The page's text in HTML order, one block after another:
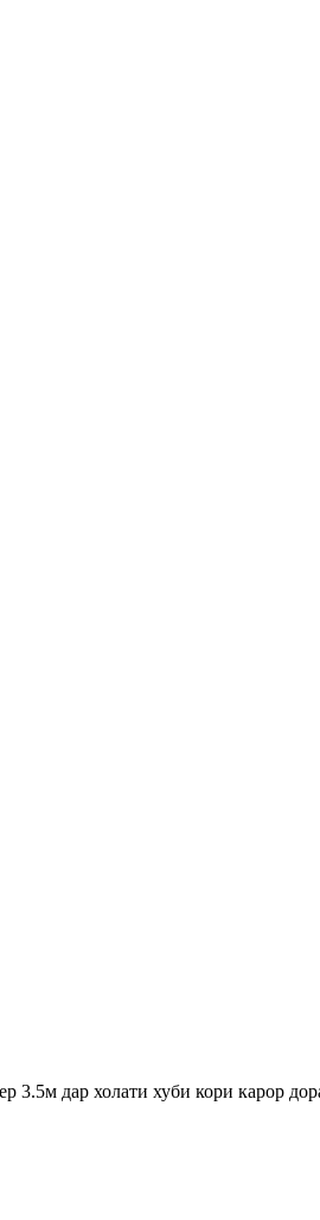
3.5м дар холати хуби кори карор